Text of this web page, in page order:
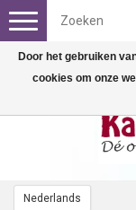
Nederlands
Toggle
navigation
Door het gebruiken
cookies om onze